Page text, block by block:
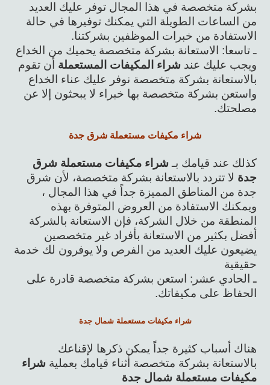
بشركة متخصصة في هذا المجال توفر عليك العديد
من الساعات الطويلة التي يمكنك توفيرها في حالة
الاستفادة من خبرات الموظفين بشركتنا.
ـ تاسعا: الاستعانة بشركة متخصصة يحميك من الخداع
ويجب عليك عند شراء المكيفات المستعملة أن تقوم
بالاستعانة بشركة متخصصة نوفر عليك عناء الخداع
واستعن بشركة متخصصة بها خبراء لا يبحثون إلا عن
مصلحتك.
شراء مكيفات مستعملة شرق جدة
كذلك عند قيامك بـ شراء مكيفات مستعملة شرق
جدة لا تتردد بالاستعانة بشركة متخصصة، لأن شرق
جدة من المناطق المميزة جداً في هذا المجال ،
ويمكنك الاستفادة من العروض المتوفرة بهذه
المنطقة من خلال الشركة، فإن الاستعانة بالشركة
أفضل بكثير من الاستعانة بأفراد غير متخصصين
يضيعون عليك العديد من الفرص ولا يوفرون لك خدمة
حقيقية
ـ الحادي عشر: استعن بشركة متخصصة قادرة على
الحفاظ على مكيفاتك.
شراء مكيفات مستعملة شمال جدة
هناك أسباب كثيرة جداً يمكن ذكرها لإقناعك
بالاستعانة بشركة متخصصة أثناء قيامك بعملية شراء
مكيفات مستعملة شمال جدة